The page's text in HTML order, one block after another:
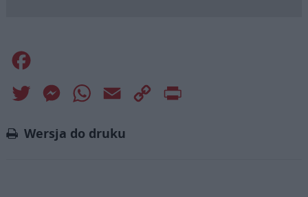
Twitter MessengerWhatsApp
Email
Copy
Wersja do druku